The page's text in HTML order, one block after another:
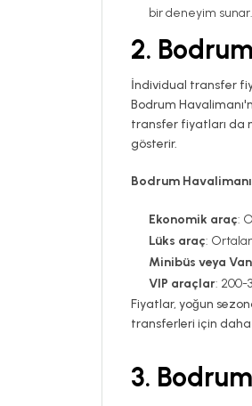
bir deneyim sunar.
2.
İndividual transfer
Bodrum
transfer fiyatları da
gösterir.
Bodrum
Ekonomik araç:
Lüks araç:
Minibüs veya Van
VIP araçlar: 200-
Fiyatlar, yoğun
transferleri için
3.